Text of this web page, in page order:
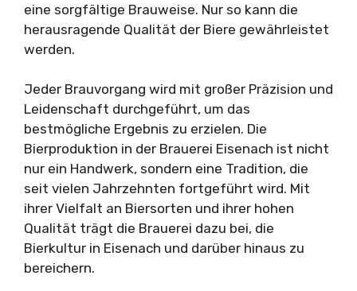
eine sorgfältige Brauweise. Nur so kann die
herausragende Qualität der Biere gewährleistet
werden.
Jeder Brauvorgang wird mit großer Präzision und
Leidenschaft durchgeführt, um das
bestmögliche Ergebnis zu erzielen. Die
Bierproduktion in der Brauerei Eisenach ist nicht
nur ein Handwerk, sondern eine Tradition, die
seit vielen Jahrzehnten fortgeführt wird. Mit
ihrer Vielfalt an Biersorten und ihrer hohen
Qualität trägt die Brauerei dazu bei, die
Bierkultur in Eisenach und darüber hinaus zu
bereichern.